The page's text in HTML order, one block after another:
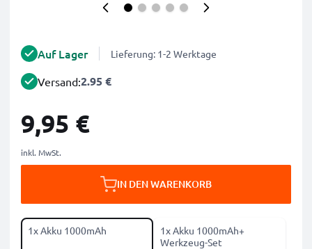
Auf Lager Lieferung: 1-2 Werktage
Versand:2.95 €
9,95 €
inkl. MwSt.
IN DEN WARENKORB
1x Akku 1000mAh
1x Akku 1000mAh+
Werkzeug-Set